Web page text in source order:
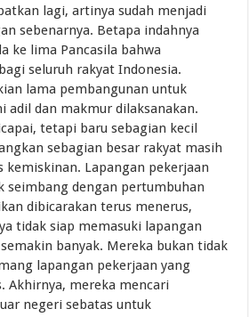
lagi, artinya sudah menjadi
sebenarnya. Betapa indahnya
ke lima Pancasila bahwa
seluruh rakyat Indonesia.
lama pembangunan untuk
adil dan makmur dilaksanakan.
tetapi baru sebagian kecil
sebagian besar rakyat masih
kemiskinan. Lapangan pekerjaan
seimbang dengan pertumbuhan
dibicarakan terus menerus,
tidak siap memasuki lapangan
banyak. Mereka bukan tidak
lapangan pekerjaan yang
Akhirnya, mereka mencari
negeri sebatas untuk